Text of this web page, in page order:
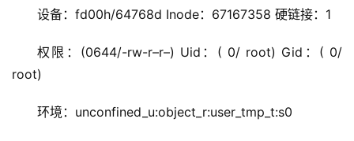
设备：fd00h/64768d Inode：67167358 硬链接：1
权限：(0644/-rw-r–r–) Uid：( 0/ root) Gid：( 0/
root)
环境：unconfined_u:object_r:user_tmp_t:s0